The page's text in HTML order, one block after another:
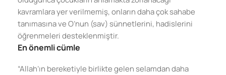
kavramlara yer verilmemiş, onların daha çok sahabe
tanımasına ve O’nun (sav) sünnetlerini, hadislerini
öğrenmeleri desteklenmiştir.
En önemli cümle
“Allah’ın bereketiyle birlikte gelen selamdan daha